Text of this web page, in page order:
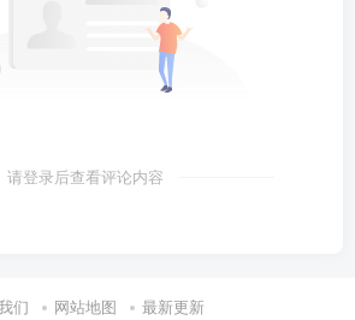
请登录后查看评论内容
们 网站地图 最新更新